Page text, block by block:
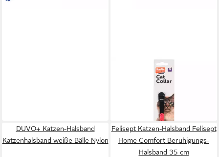
Katzen-Halsband
lieferbar - in 3-4 Werktagen bei dir
DUVO+ Katzen-Halsband
Katzenhalsband weiße Bälle Nylon
Felisept Katzen-Halsband Felisept
Home Comfort Beruhigungs-
Halsband 35 cm